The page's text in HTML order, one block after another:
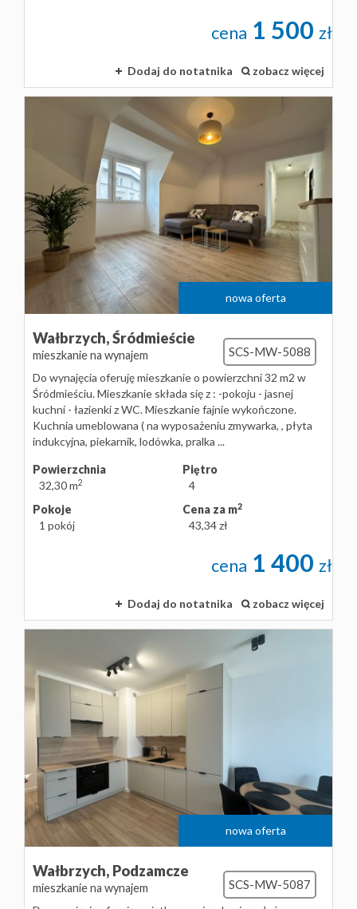
cena 1 500 zł
Dodaj do notatnika zobacz więcej
nowa oferta
Wałbrzych,Śródmieście
mieszkanie na wynajem SCS-MW-5088
Do wynajęcia oferuję mieszkanie o powierzchni 32 m2 w
Śródmieściu. Mieszkanie składa się z : -pokoju - jasnej
kuchni - łazienki z WC. Mieszkanie fajnie wykończone.
Kuchnia umeblowana ( na wyposażeniu zmywarka, , płyta
indukcyjna, piekarnik, lodówka, pralka ...
Powierzchnia
32,30 m2
Piętro
4
Pokoje
1 pokój
Cena za m2
43,34 zł
cena 1 400 zł
Dodaj do notatnika zobacz więcej
nowa oferta
Wałbrzych, Podzamcze
mieszkanie na wynajem SCS-MW-5087